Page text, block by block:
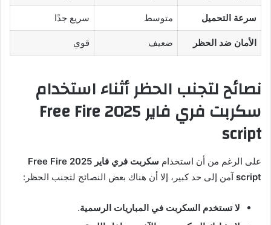
سرعة التحميل متوسط سريع جدًا
الأمان ضد الحظر ضعيف قوي
نصائح لتجنب الحظر أثناء استخدام
سكربت فري فاير 2025 Free Fire
script
على الرغم من أن استخدام
سكربت فري فاير 2025 Free Fire
script آمن إلى حد كبير، إلا أن هناك بعض النصائح لتجنب الحظر:
لا تستخدم السكربت في المباريات الرسمية.